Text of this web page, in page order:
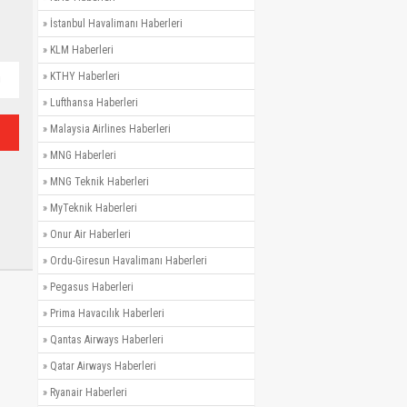
» İstanbul Havalimanı Haberleri
» KLM Haberleri
» KTHY Haberleri
» Lufthansa Haberleri
» Malaysia Airlines Haberleri
» MNG Haberleri
» MNG Teknik Haberleri
» MyTeknik Haberleri
» Onur Air Haberleri
» Ordu-Giresun Havalimanı Haberleri
» Pegasus Haberleri
» Prima Havacılık Haberleri
» Qantas Airways Haberleri
» Qatar Airways Haberleri
» Ryanair Haberleri